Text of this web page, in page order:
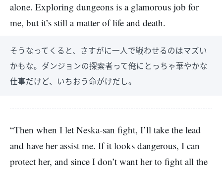
alone. Exploring dungeons is a glamorous job for
me, but it’s still a matter of life and death.
そうなってくると、さすがに一人で戦わせるのはマズい
かもな。ダンジョンの探索者って俺にとっちゃ華やかな
仕事だけど、いちおう命がけだし。
“Then when I let Neska-san fight, I’ll take the lead
and have her assist me. If it looks dangerous, I can
protect her, and since I don’t want her to fight all the